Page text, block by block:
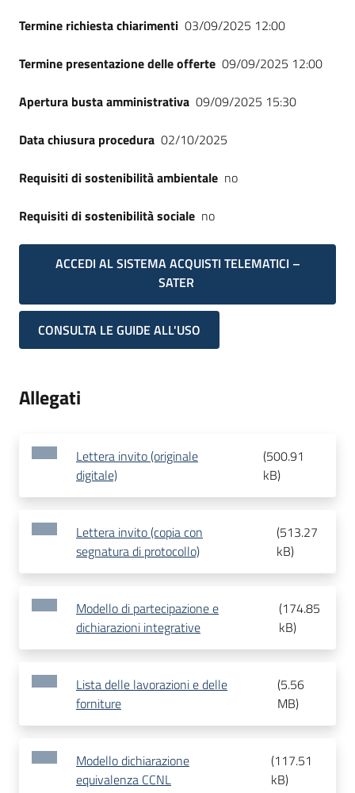
Termine richiesta chiarimenti 03/09/2025 12:00
Termine presentazione delle offerte 09/09/2025 12:00
Apertura busta amministrativa 09/09/2025 15:30
Data chiusura procedura 02/10/2025
Requisiti di sostenibilità ambientale no
Requisiti di sostenibilità sociale no
ACCEDI AL SISTEMA ACQUISTI TELEMATICI –
SATER
CONSULTA LE GUIDE ALL'USO
Allegati
Lettera invito (originale
digitale)
(500.91
kB)
Lettera invito (copia con
segnatura di protocollo)
(513.27
kB)
Modello di partecipazione e
dichiarazioni integrative
(174.85
kB)
Lista delle lavorazioni e delle
forniture
(5.56
MB)
Modello dichiarazione
equivalenza CCNL
(117.51
kB)